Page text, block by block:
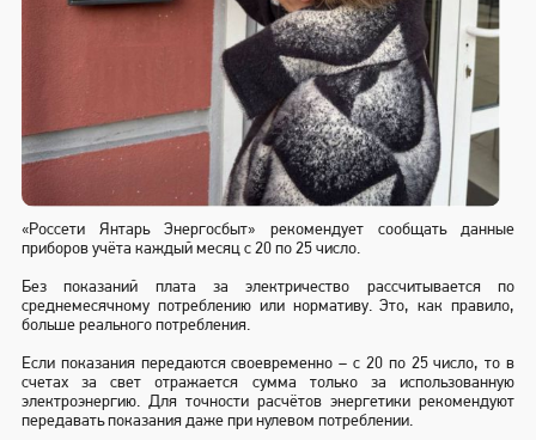
«Россети Янтарь Энергосбыт» рекомендует сообщать данные
приборов учёта каждый месяц с 20 по 25 число
Без показаний плата за электричество рассчитывается по
среднемесячному потреблению или нормативу. Это, как правило,
больше реального потребления.
Если показания передаютсясвоевременно –с 20 по 25 число, тов
счетах за свет отражается сумма только за использованную
электроэнергию . Для точности расчётов энергетики рекомендуют
передавать показания даже при нулевом потреблении.